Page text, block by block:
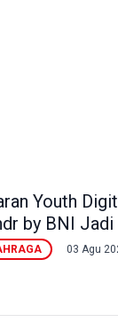
Youth
by BNI Jadi
03 Agu